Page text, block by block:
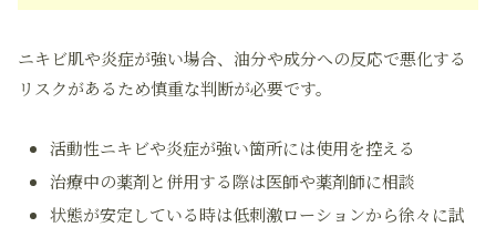
ニキビ肌や炎症が強い場合、油分や成分への反応で悪化する
リスクがあるため慎重な判断が必要です。
活動性ニキビや炎症が強い箇所には使用を控える
治療中の薬剤と併用する際は医師や薬剤師に相談
状態が安定している時は低刺激ローションから徐々に試